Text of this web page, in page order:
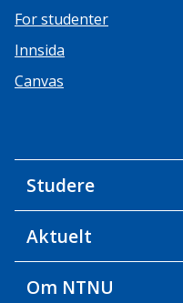
For studenter
Innsida
Canvas
Studere
Aktuelt
Om NTNU